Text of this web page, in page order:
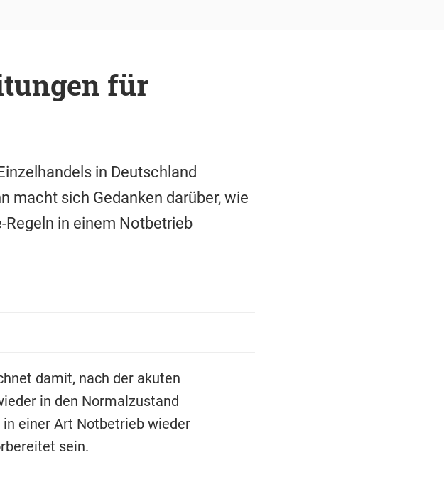
für
in Deutschland
macht sich Gedanken darüber, wie
Regeln in einem Notbetrieb
damit, nach der akuten
in den Normalzustand
einer Art Notbetrieb wieder
sein.